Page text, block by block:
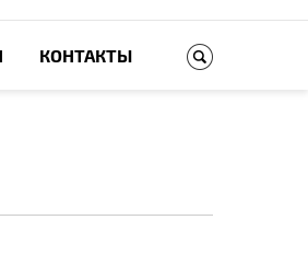
КОНТАКТЫ